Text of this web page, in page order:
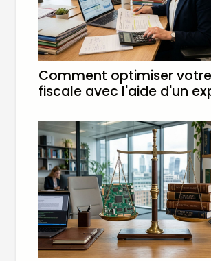
Comment optimiser
fiscale avec l'aide d'un